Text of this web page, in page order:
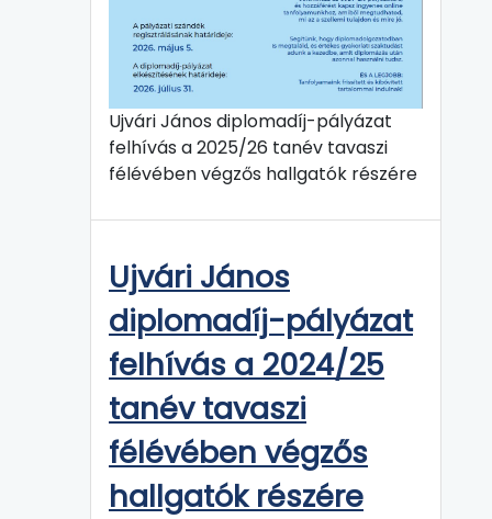
Ujvári János diplomadíj-pályázat
felhívás a 2025/26 tanév tavaszi
félévében végzős hallgatók részére
Ujvári János
diplomadíj-pályázat
felhívás a 2024/25
tanév tavaszi
félévében végzős
hallgatók részére